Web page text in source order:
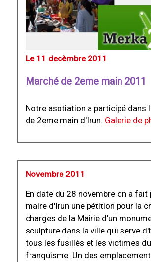
Le 11 decèmbre 2011
Marché de 2eme main 2011
Notre asotiation a participé dans
de 2eme main d'Irun. Galerie de
Novembre 2011
En date du 28 novembre on a fait
maire d'Irun une pétition pour la
charges de la Mairie d'un
sculpture dans la ville qui serve
tous les fusillés et les victimes du
franquisme. Un des